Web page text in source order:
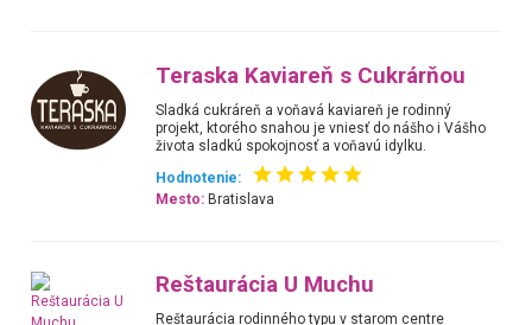
Teraska Kaviareň s Cukrárňou
Sladká cukráreň a voňavá kaviareň je rodinný
projekt, ktorého snahou je vniesť do nášho i Vášho
života sladkú spokojnosť a voňavú idylku.
Hodnotenie:
Mesto: Bratislava
Reštaurácia U Muchu
Reštaurácia rodinného typu v starom centre